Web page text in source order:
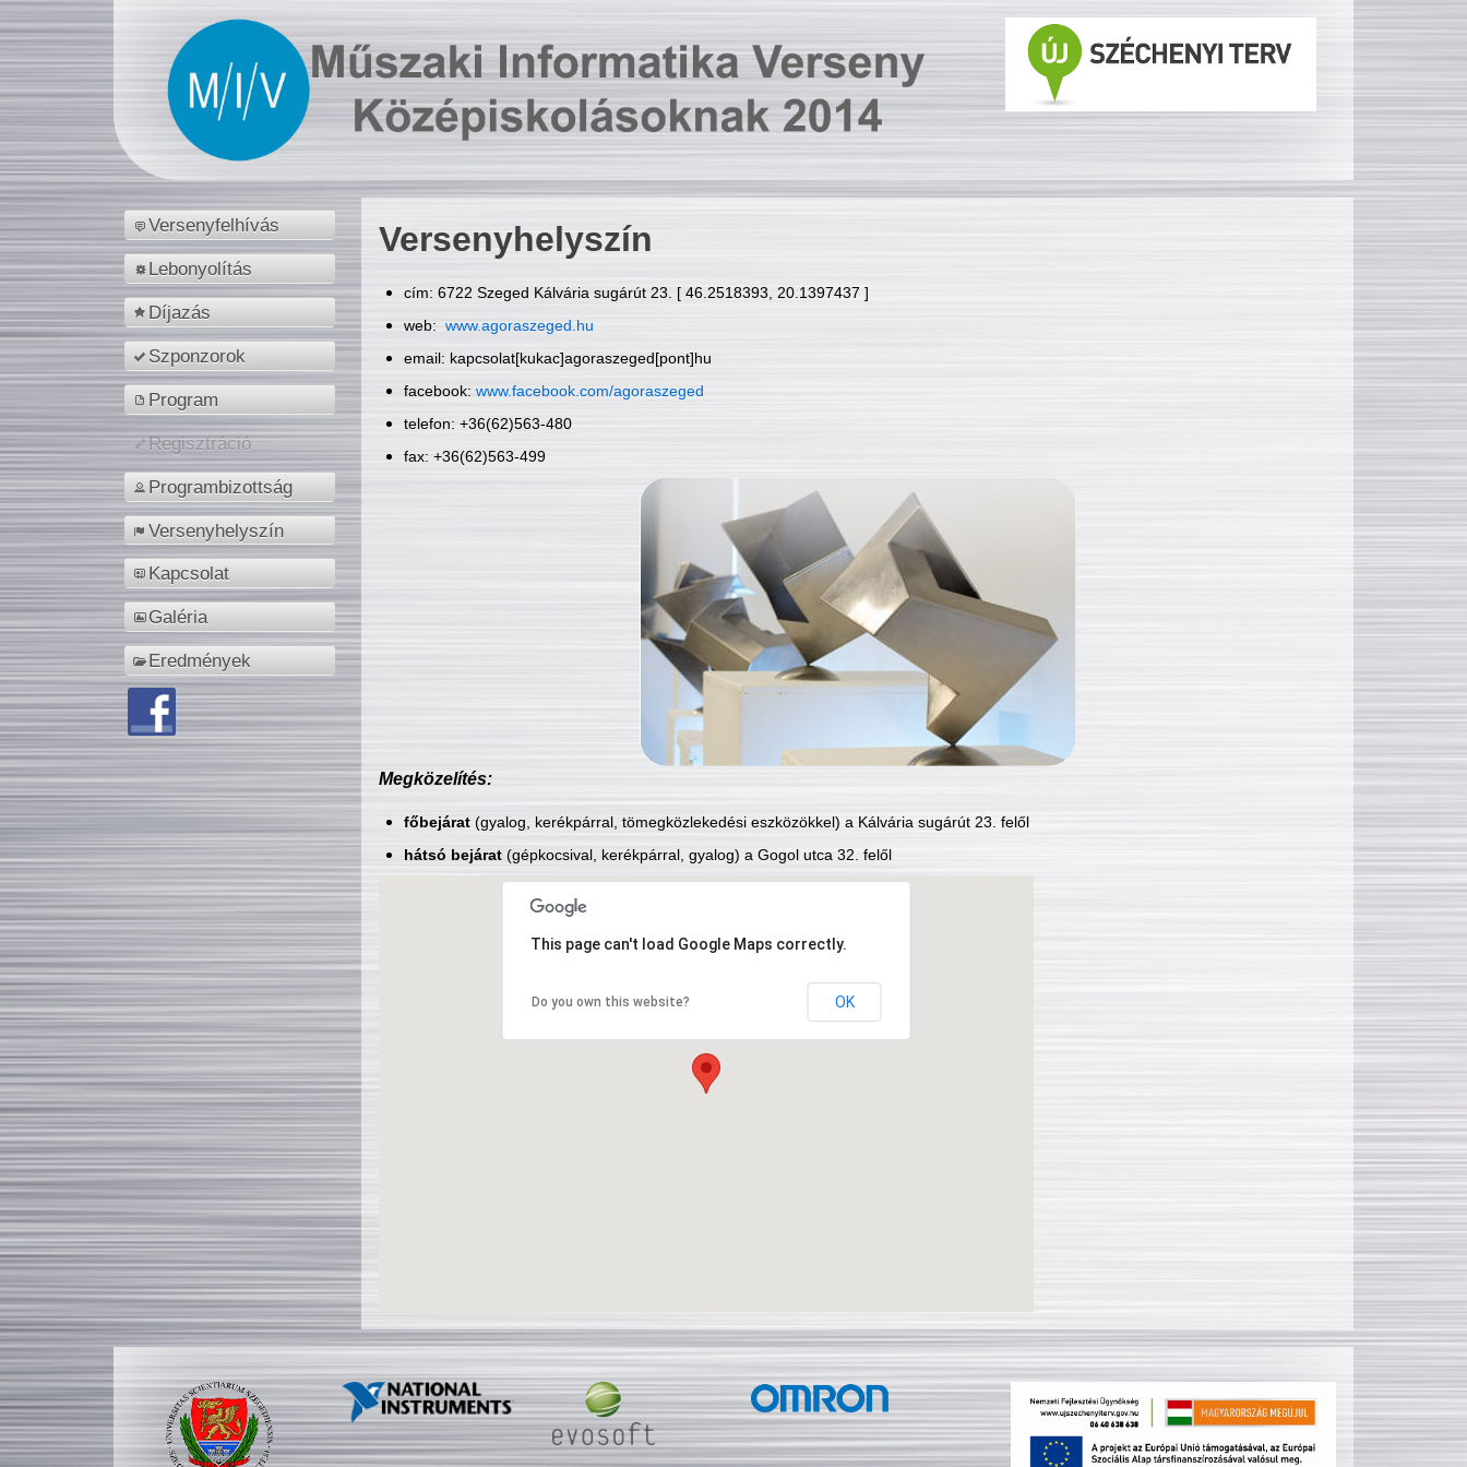
Versenyfelhívás
Lebonyolítás
Díjazás
Szponzorok
Program
Regisztráció
Programbizottság
Versenyhelyszín
Kapcsolat
Galéria
Eredmények
Versenyhelyszín
cím: 6722 Szeged Kálvária sugárút 23. [ 46.2518393, 20.1397437 ]
web: www.agoraszeged.hu
email: kapcsolat[kukac]agoraszeged[pont]hu
facebook: www.facebook.com/agoraszeged
telefon: +36(62)563-480
fax: +36(62)563-499
Megközelítés:
főbejárat(gyalog, kerékpárral, tömegközlekedési eszközökkel) a Kálvária sugárút 23. felől
hátsó bejárat(gépkocsival, kerékpárral, gyalog) a Gogol utca 32. felől
This page can't load Google Maps correctly.
Do you own this website? OK